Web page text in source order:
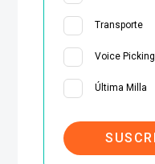
Transporte
Voice Picking
Última Milla